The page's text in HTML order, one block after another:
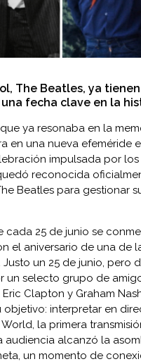
The Beatles, ya
fecha clave en la
ya resonaba en la
en una nueva efeméride
impulsada por
reconocida
Beatles para gestionar
25 de junio se
el aniversario de una de
un 25 de junio, pero
un selecto grupo de
Clapton y Graham
interpretar en
la primera
audiencia alcanzó la
un momento de